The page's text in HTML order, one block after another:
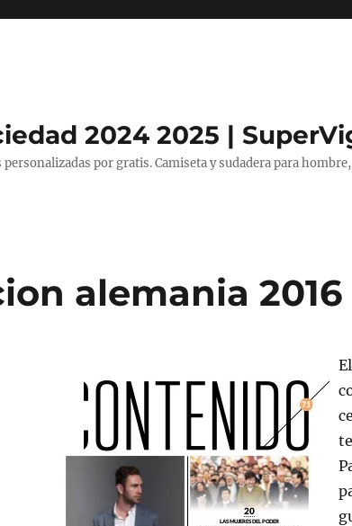
2024 2025 |
personalizadas por gratis. Camiseta y sudadera para
alemania 2016